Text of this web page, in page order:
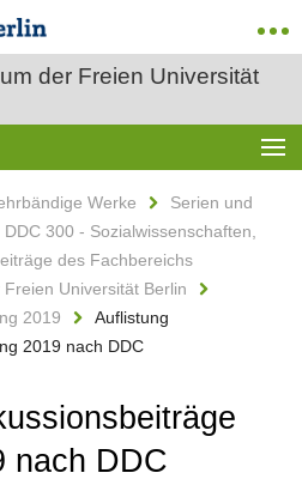
der Freien Universität
Werke
Serien und
DDC 300 - Sozialwissenschaften,
des Fachbereichs
Universität Berlin
2019
Auflistung
2019 nach DDC
nach DDC